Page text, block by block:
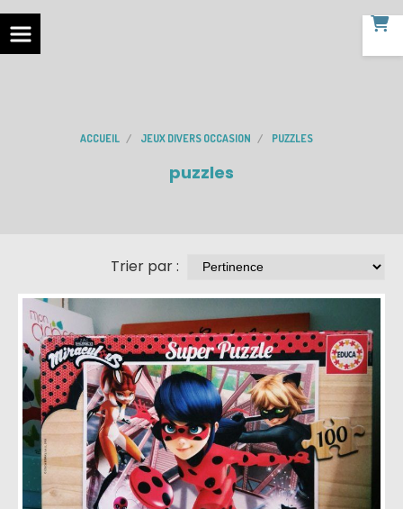
ACCUEIL JEUX DIVERS OCCASION PUZZLES
puzzles
Trier par :